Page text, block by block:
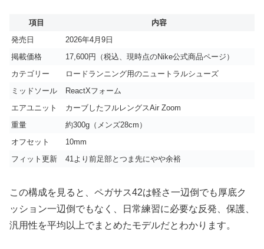
項目
内容
発売日
2026年4月9日
掲載価格
17,600円（税込、現時点のNike公式商品ページ）
カテゴリー
ロードランニング用のニュートラルシューズ
ミッドソール
ReactXフォーム
エアユニット
カーブしたフルレングスAir Zoom
重量
約300g（メンズ28cm）
オフセット
10mm
フィット更新
41より前足部とつま先にやや余裕
この構成を見ると、ペガサス42は軽さ一辺倒でも厚底ク
ッション一辺倒でもなく、日常練習に必要な反発、保護、
汎用性を平均以上でまとめたモデルだとわかります。